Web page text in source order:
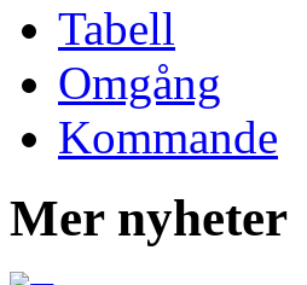
Tabell
Omgång
Kommande
Mer nyheter